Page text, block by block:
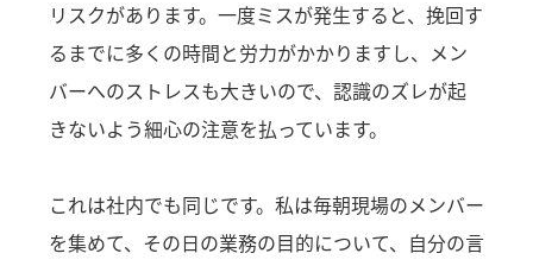
リスクがあります。一度ミスが発生すると、挽回す
るまでに多くの時間と労力がかかりますし、メン
バーへのストレスも大きいので、認識のズレが起
きないよう細心の注意を払っています。
これは社内でも同じです。私は毎朝現場のメンバー
を集めて、その日の業務の目的について、自分の言